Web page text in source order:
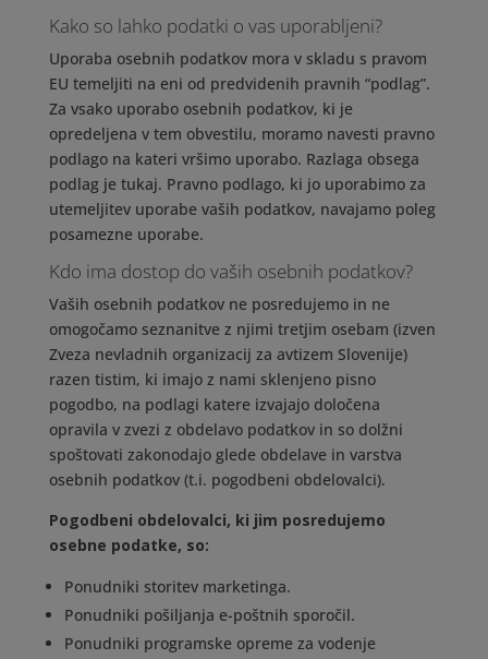
Kako so lahko podatki o vas uporabljeni?
Uporaba osebnih podatkov mora v skladu s pravom
EU temeljiti na eni od predvidenih pravnih “podlag”.
Za vsako uporabo osebnih podatkov, ki je
opredeljena v tem obvestilu, moramo navesti pravno
podlago na kateri vršimo uporabo. Razlaga obsega
podlag je tukaj. Pravno podlago, ki jo uporabimo za
utemeljitev uporabe vaših podatkov, navajamo poleg
posamezne uporabe.
Kdo ima dostop do vaših osebnih podatkov?
Vaših osebnih podatkov ne posredujemo in ne
omogočamo seznanitve z njimi tretjim osebam (izven
Zveza nevladnih organizacij za avtizem Slovenije)
razen tistim, ki imajo z nami sklenjeno pisno
pogodbo, na podlagi katere izvajajo določena
opravila v zvezi z obdelavo podatkov in so dolžni
spoštovati zakonodajo glede obdelave in varstva
osebnih podatkov (t.i. pogodbeni obdelovalci).
Pogodbeni obdelovalci, ki jim posredujemo
osebne podatke, so:
Ponudniki storitev marketinga.
Ponudniki pošiljanja e-poštnih sporočil.
Ponudniki programske opreme za vodenje